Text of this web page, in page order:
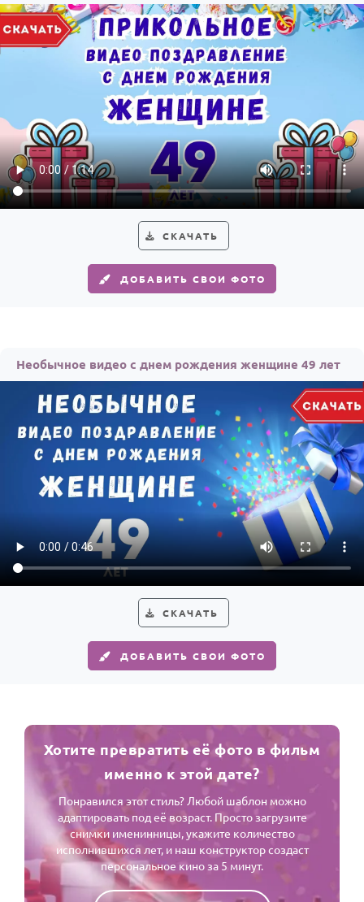
СКАЧАТЬ
ДОБАВИТЬ СВОИ ФОТО
Необычное видео с днем рождения женщине 49 лет
СКАЧАТЬ
ДОБАВИТЬ СВОИ ФОТО
Хотите превратить её фото в фильм
именно к этой дате?
Понравился этот стиль? Любой шаблон можно
адаптировать под её возраст. Просто загрузите
снимки именинницы, укажите количество
исполнившихся лет, и наш конструктор создаст
персональное кино за 5 минут.